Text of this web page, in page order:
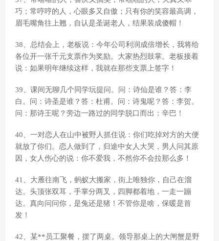
巧；常哼哼的人，心眼多又自傲；只有你的笑容最高调，
眉毛嘴角往上翘，自认是圣诞老人，结果装成傻帽！
38、总结会上，老板说：今年公司利润成倍增长，我将给
各位开一张千元支票作为奖励。大家热烈鼓掌。老板接着
说：如果明年继续这样，我就在那些支票上签字！
39、课间无聊几个同学玩提问。问：诗仙是谁？答：李
白。问：诗圣是谁？答：杜甫。问：诗鬼呢？答：李贺。
问：那诗王呢？旁边一路过的同学脱口而出：辛巴！
40、一对恋人在山中被野人抓住说：你们吃掉对方的大便
就放了你们。恋人做到了，归途中女人大哭，男人问其原
因，女人伤心的说：你不爱我，不然你不会拉那么多！
41、大雁往南飞，蚂蚁大搬家，街上唯独你，自己在溜
达。头顶张双耳，手掌分两叉，四脚都着地，一走一蹦
达。真向问问你，是兔还是猪！不管你是啥，保暖是首
发！
42、某**员工聚餐，摆了两桌。领导那桌上的大闸蟹是野